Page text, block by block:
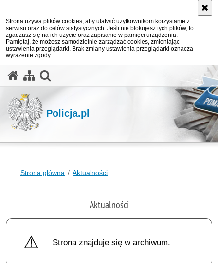
Strona używa plików cookies, aby ułatwić użytkownikom korzystanie z
serwisu oraz do celów statystycznych. Jeśli nie blokujesz tych plików, to
zgadzasz się na ich użycie oraz zapisanie w pamięci urządzenia.
Pamiętaj, że możesz samodzielnie zarządzać cookies, zmieniając
ustawienia przeglądarki. Brak zmiany ustawienia przeglądarki oznacza
wyrażenie zgody.
Policja.pl
Strona główna Aktualności
Aktualności
Strona znajduje się w archiwum.